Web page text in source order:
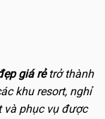
giá rẻtrở thành
khu resort, nghỉ
và phục vụ được